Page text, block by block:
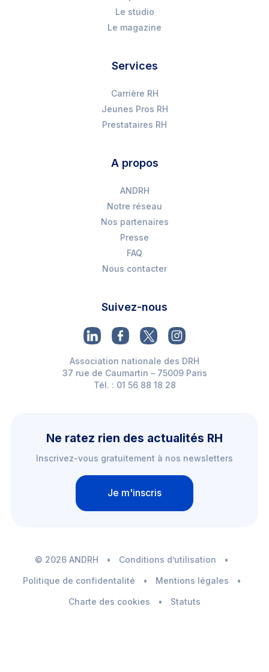
Le studio
Le magazine
Services
Carrière RH
Jeunes Pros RH
Prestataires RH
A propos
ANDRH
Notre réseau
Nos partenaires
Presse
FAQ
Nous contacter
Suivez-nous
Association nationale des DRH
37 rue de Caumartin – 75009 Paris
Tél. : 01 56 88 18 28
Ne ratez rien des actualités RH
Inscrivez-vous gratuitement à nos newsletters
Je m'inscris
© 2026 ANDRH • Conditions d’utilisation •
Politique de confidentalité • Mentions légales •
Charte des cookies • Statuts